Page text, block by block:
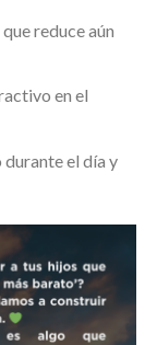
reduce aún
en el
durante el día y